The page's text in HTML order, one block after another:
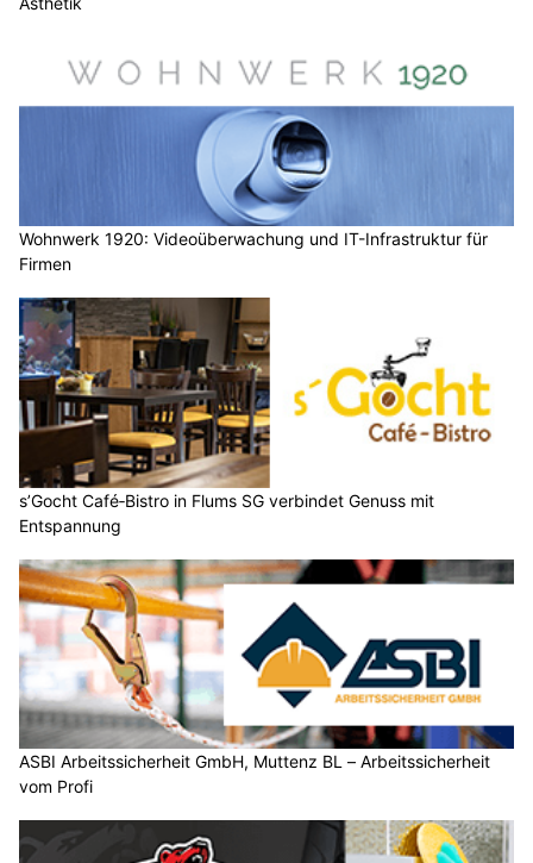
Wohnwerk 1920: Videoüberwachung und IT-Infrastruktur für
Firmen
s’Gocht Café‑Bistro in Flums SG verbindet Genuss mit
Entspannung
ASBI Arbeitssicherheit GmbH, Muttenz BL – Arbeitssicherheit
vom Profi